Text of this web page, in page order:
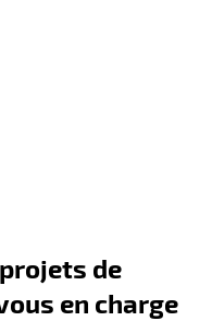
de
en charge